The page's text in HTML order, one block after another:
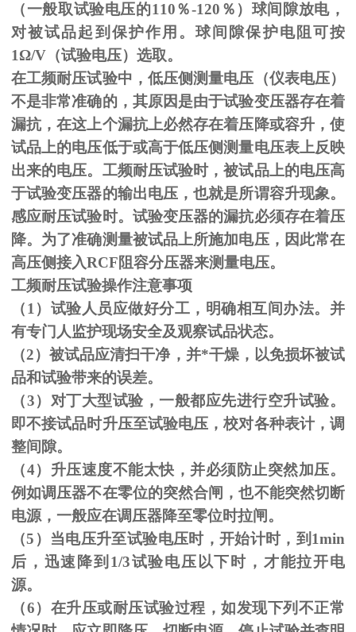
（一般取试验电压的110％-120 ％）球间隙放电，
对被试品起到保护作用。球间隙保护电阻可按
1Ω/V（试验电压）选取。
在工频耐压试验中，低压侧测量电压（仪表电压）
不是非常准确的，其原因是由于试验变压器存在着
漏抗，在这上个漏抗上必然存在着压降或容升，使
试品上的电压低于或高于低压侧测量电压表上反映
出来的电压。工频耐压试验时，被试品上的电压高
于试验变压器的输出电压，也就是所谓容升现象。
感应耐压试验时。试验变压器的漏抗必须存在着压
降。为了准确测量被试品上所施加电压，因此常在
高压侧接入RCF阻容分压器来测量电压。
工频耐压试验操作注意事项
（1 ）试验人员应做好分工，明确相互间办法。并
有专门人监护现场安全及观察试品状态。
（2）被试品应清扫干净，并*干燥，以免损坏被试
品和试验带来的误差。
（3）对丁大型试验，一般都应先进行空升试验。
即不接试品时升压至试验电压，校对各种表计，调
整间隙。
（4）升压速度不能太快，并必须防止突然加压。
例如调压器不在零位的突然合闸，也不能突然切断
电源，一般应在调压器降至零位时拉闸。
（5 ）当电压升至试验电压时，开始计时，到 1min
后，迅速降到 1/3试验电压以下时，才能拉开电
源。
（6）在升压或耐压试验过程，如发现下列不正常